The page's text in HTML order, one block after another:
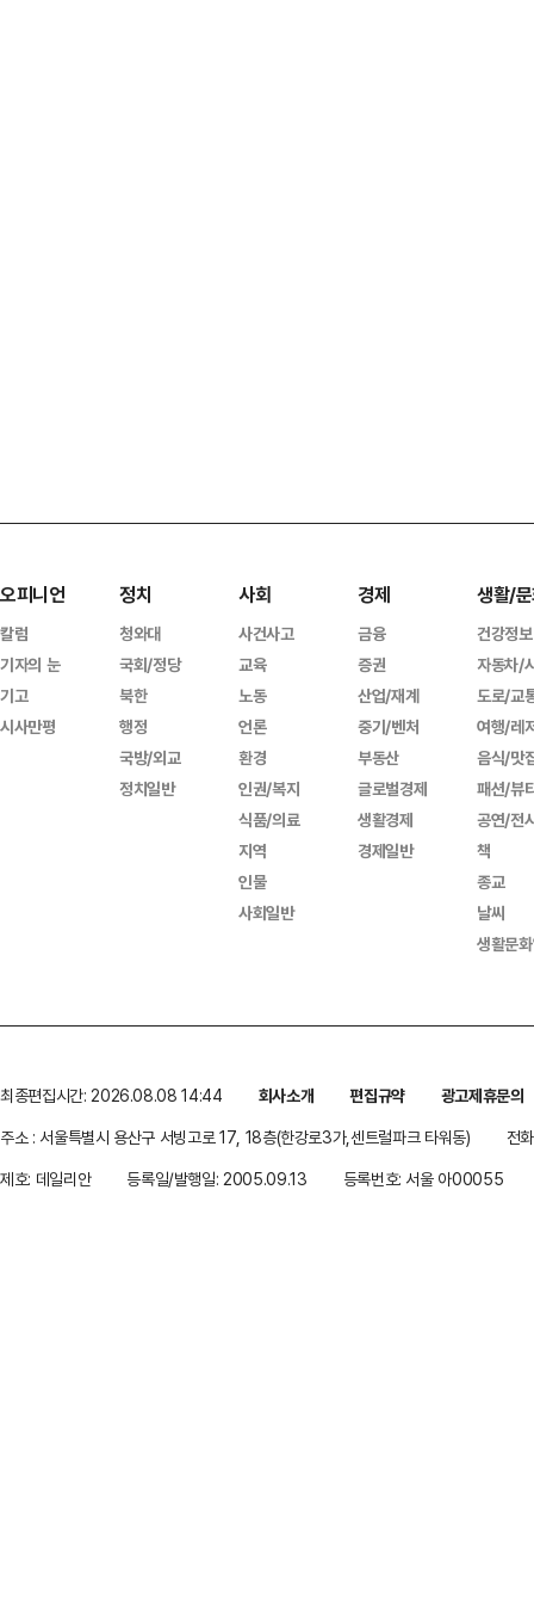
오피니언
칼럼
기자의 눈
기고
시사만평
정치
청와대
국회/정당
북한
행정
국방/외교
정치일반
사회
사건사고
교육
노동
언론
환경
인권/복지
식품/의료
지역
인물
사회일반
경제
금융
증권
산업/재계
중기/벤처
부동산
글로벌경제
생활경제
경제일반
생활/
건강정보
자동차/
도로/교
여행/레
음식/맛
패션/뷰
공연/전
책
종교
날씨
생활문
최종편집시간: 2026.08.08 14:44 회사소개 편집규약
광고제휴문의
주소 : 서울특별시 용산구 서빙고로 17, 18층(한강로3가,센트럴파크 타워동)
전
제호: 데일리안
등록일/발행일: 2005.09.13 등록번호: 서울 아00055